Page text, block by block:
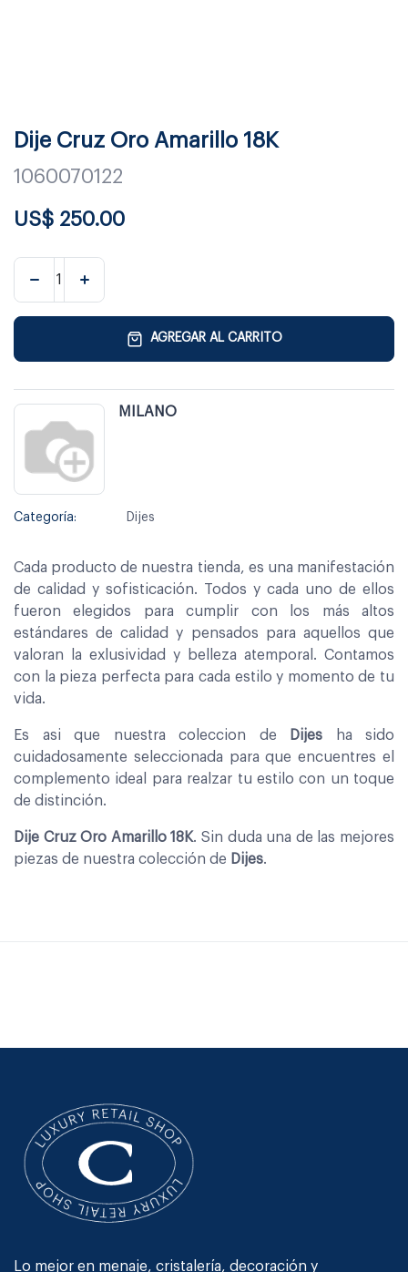
Dije Cruz Oro Amarillo 18K
1060070122
US$ 250.00
AGREGAR AL CARRITO
MILANO
Categoría: Dijes
Cada producto de nuestra tienda, es una manifestación
de calidad y sofisticación. Todos y cada uno de ellos
fueron elegidos para cumplir con los más altos
estándares de calidad y pensados para aquellos que
valoran la exlusividad y belleza atemporal. Contamos
con la pieza perfecta para cada estilo y momento de tu
vida.
Es asi que nuestra coleccion de Dijes ha sido
cuidadosamente seleccionada para que encuentres el
complemento ideal para realzar tu estilo con un toque
de distinción.
Dije Cruz Oro Amarillo 18K. Sin duda una de las mejores
piezas de nuestra colección de Dijes.
Lo mejor en menaje, cristalería, decoración y